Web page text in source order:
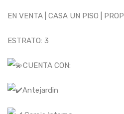
EN VENTA | CASA UN PISO |
ESTRATO: 3
CUENTA CON:
Antejardin